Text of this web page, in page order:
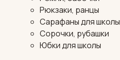
Рюкзаки, ранцы
Сарафаны для школы
Сорочки, рубашки
Юбки для школы